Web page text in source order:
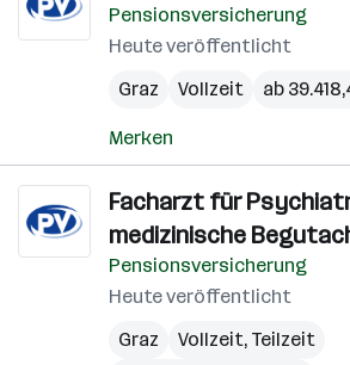
Pensionsversicherung
Heute veröffentlicht
Graz
Vollzeit ab
Merken
Facharzt für
medizinische
Pensionsversicherung
Heute veröffentlicht
Graz
Vollzeit, Teilzeit